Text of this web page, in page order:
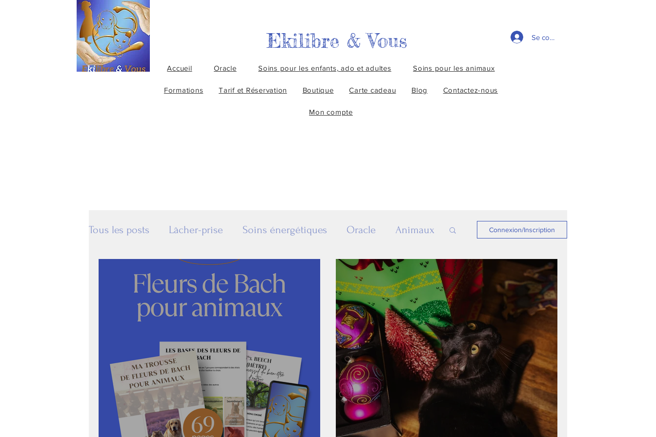
Ekilibre & Vous
Accueil Oracle Soins pour les enfants, ado et adultes Soins pour les animaux
Formations Tarif et Réservation Boutique Carte cadeau Blog Contactez-nous
Mon compte
Se connecter
Tous les posts Lâcher-prise Soins énergétiques Oracle Animaux
Formation en ligne Maladie
Conseils de comportementaliste Réflexion Conseils
Fleurs de Bach
Communication animale Reiki animalier Musique Reiki
chakras Les cinq blessures de l'âme éthologie Emotions
Connexion/Inscription